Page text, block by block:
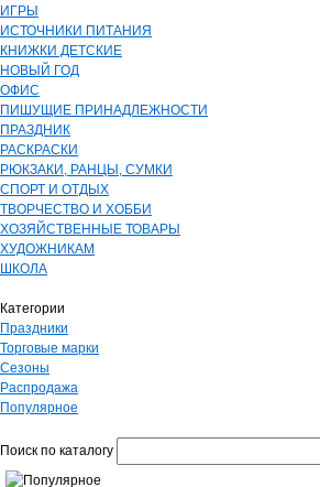
ИГРЫ
ИСТОЧНИКИ ПИТАНИЯ
КНИЖКИ ДЕТСКИЕ
НОВЫЙ ГОД
ОФИС
ПИШУЩИЕ ПРИНАДЛЕЖНОСТИ
ПРАЗДНИК
РАСКРАСКИ
РЮКЗАКИ, РАНЦЫ, СУМКИ
СПОРТ И ОТДЫХ
ТВОРЧЕСТВО И ХОББИ
ХОЗЯЙСТВЕННЫЕ ТОВАРЫ
ХУДОЖНИКАМ
ШКОЛА
Категории
Праздники
Торговые марки
Сезоны
Распродажа
Популярное
Поиск по каталогу